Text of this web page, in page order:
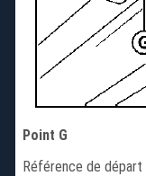
Point G
Référence de